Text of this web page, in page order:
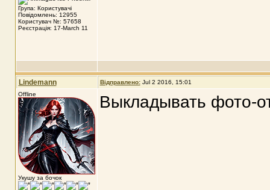
Група: Користувачі
Повідомлень: 12955
Користувач №: 57658
Реєстрація: 17-March 11
Lindemann Відправлено: Jul 2 2016, 15:01
Offline
Укушу за бочок
Выкладывать фото-